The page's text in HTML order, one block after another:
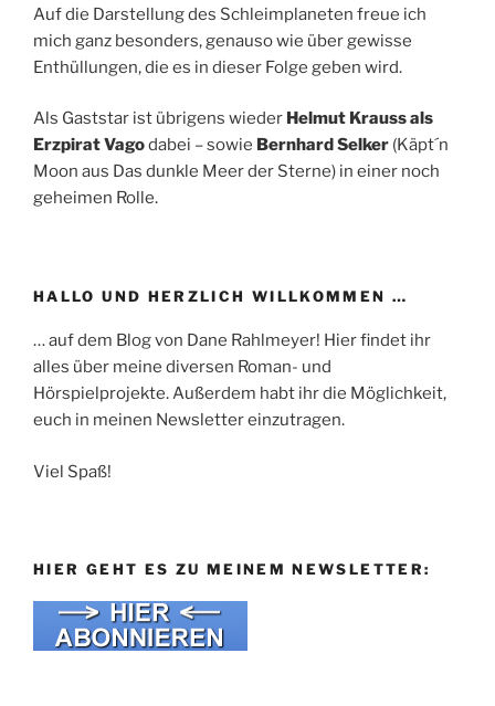
Auf die Darstellung des Schleimplaneten freue ich
mich ganz besonders, genauso wie über gewisse
Enthüllungen, die es in dieser Folge geben wird.
Als Gaststar ist übrigens wieder Helmut Krauss als
Erzpirat Vagodabei – sowie Bernhard Selker (Käpt´n
Moon aus Das dunkle Meer der Sterne) in einer noch
geheimen Rolle.
HALLO UND HERZLICH WILLKOMMEN …
… auf dem Blog von Dane Rahlmeyer! Hier findet ihr
alles über meine diversen Roman- und
Hörspielprojekte. Außerdem habt ihr die Möglichkeit,
euch in meinen Newsletter einzutragen.
Viel Spaß!
HIER GEHT ES ZU MEINEM NEWSLETTER: